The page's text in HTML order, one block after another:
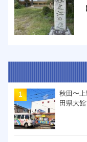
秋田〜
田県大館